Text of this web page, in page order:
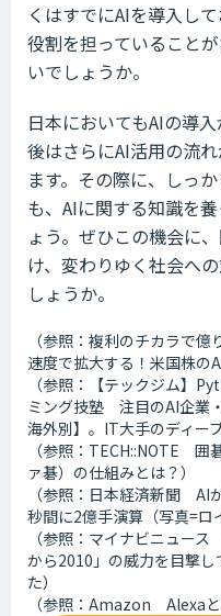
くはすでにAIを導入し
役割を担っていること
いでしょうか。
日本においてもAIの導
後はさらにAI活用の流
ます。その際に、しっ
も、AIに関する知識を
ょう。ぜひこの機会に
け、変わりゆく社会へ
しょうか。
（参照：複利のチカラで
速度で拡大する！米国株の
（参照：【テックジム】
ミング技塾 注目のAI企業
海外別】。IT大手のディー
（参照：TECH::NOTE 囲
ァ碁）の仕組みとは？）
（参照：日本経済新聞
秒間に2億手演算（写真=ロ
（参照：マイナビニュー
から2010」の威力を目撃
た）
（参照：Amazon Alexaと